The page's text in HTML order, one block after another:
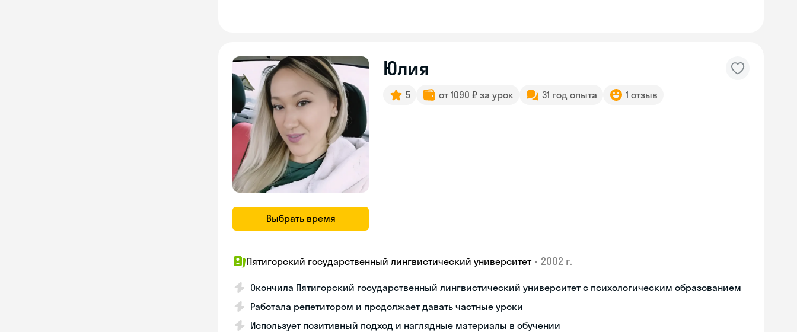
Выбрать время
Юлия
5 от 1090 ₽ за урок 31 год опыта 1 отзыв
Пятигорский государственный лингвистический университет • 2002 г.
Окончила Пятигорский государственный лингвистический университет с психологическим образованием
Работала репетитором и продолжает давать частные уроки
Использует позитивный подход и наглядные материалы в обучении